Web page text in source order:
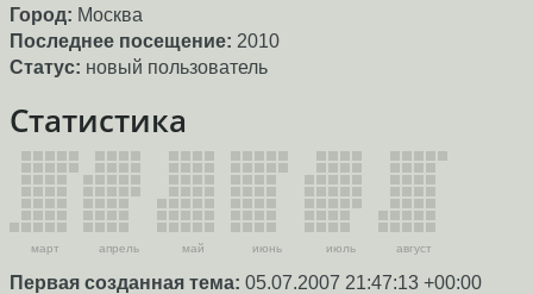
Город: Москва
Последнее посещение: 2010
Статус: новый пользователь
Статистика
март апрель май июнь июль август
Первая созданная тема: 05.07.2007 21:47:13 +00:00